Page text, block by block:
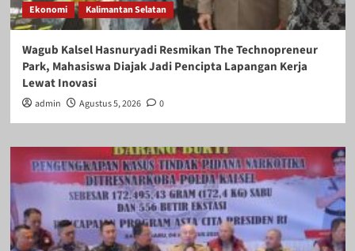
Ekonomi Kalimantan Selatan
Wagub Kalsel Hasnuryadi Resmikan The Technopreneur
Park, Mahasiswa Diajak Jadi Pencipta Lapangan Kerja
Lewat Inovasi
admin Agustus 5, 2026 0